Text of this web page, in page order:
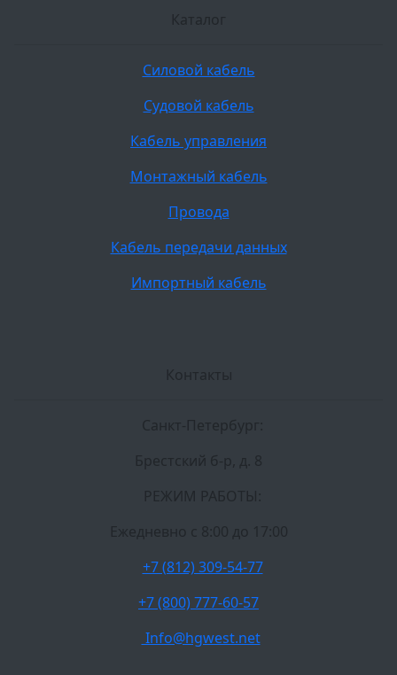
Каталог
Силовой кабель
Судовой кабель
Кабель управления
Монтажный кабель
Провода
Кабель передачи данных
Импортный кабель
Контакты
Санкт-Петербург:
Брестский б-р, д. 8
РЕЖИМ РАБОТЫ:
Ежедневно c 8:00 до 17:00
+7 (812) 309-54-77
+7 (800) 777-60-57
Info@hgwest.net